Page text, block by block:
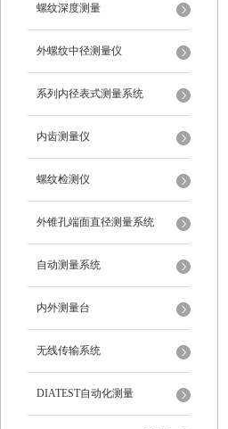
螺纹深度测量
外螺纹中径测量仪
系列内径表式测量系统
内齿测量仪
螺纹检测仪
外锥孔端面直径测量系统
自动测量系统
内外测量台
无线传输系统
DIATEST自动化测量